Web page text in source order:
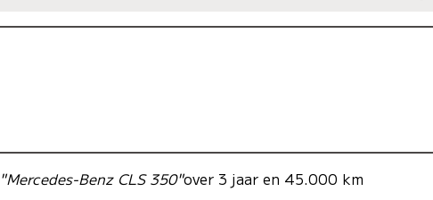
"Mercedes-Benz CLS 350"over 3 jaar en 45.000 km